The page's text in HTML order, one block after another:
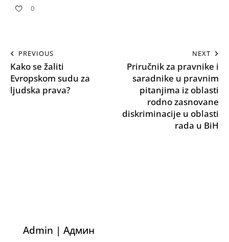
0
PREVIOUS
Kako se žaliti
Evropskom sudu za
ljudska prava?
NEXT
Priručnik za pravnike i
saradnike u pravnim
pitanjima iz oblasti
rodno zasnovane
diskriminacije u oblasti
rada u BiH
Admin | Админ